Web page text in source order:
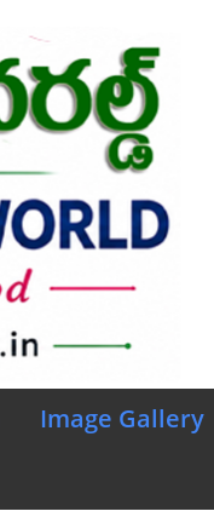
Image Gallery